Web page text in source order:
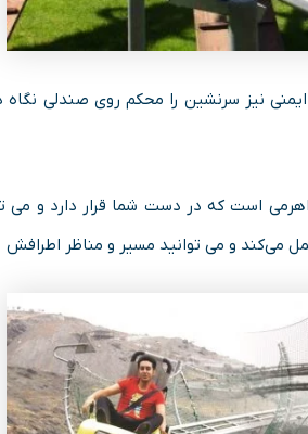
نیز سرنشین را محکم روی صندلی
ترمز اول همان اهرمی است که در دست شما قرار
می‌کند و می توانید مسیر و مناظر اطرافش